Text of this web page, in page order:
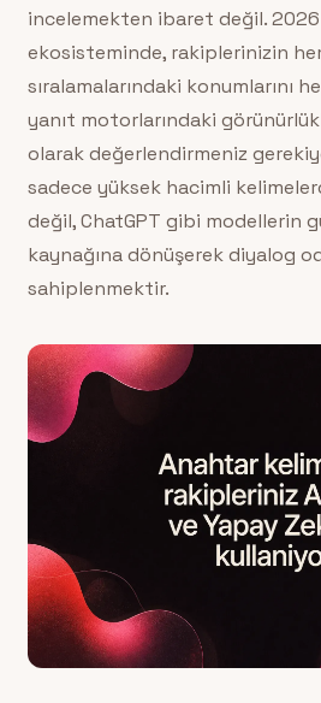
incelemekten ibaret değil. 2026
ekosisteminde, rakiplerinizin
sıralamalarındaki konumlarını
yanıt motorlarındaki
olarak değerlendirmeniz
sadece yüksek hacimli
değil, ChatGPT gibi modellerin
kaynağına dönüşerek diyalog
sahiplenmektir.